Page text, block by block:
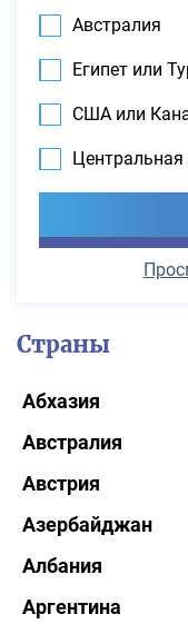
Австралия
Египет или
США или
Страны
Абхазия
Австралия
Австрия
Азербайджан
Албания
Аргентина